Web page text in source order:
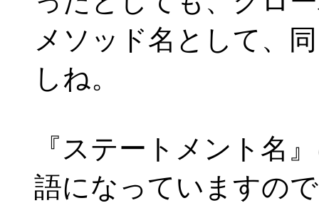
メソッド名として、
しね。
『ステートメント名
語になっていますの